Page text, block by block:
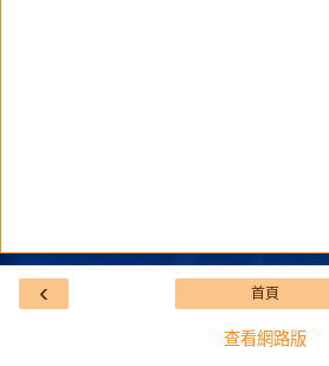
‹ 首頁
查看網路版